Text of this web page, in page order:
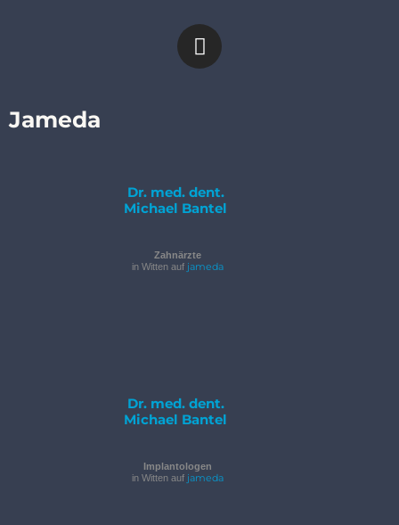
Jameda
Dr. med. dent.
Michael Bantel
Zahnärzte
in Witten auf jameda
Dr. med. dent.
Michael Bantel
Implantologen
in Witten auf jameda